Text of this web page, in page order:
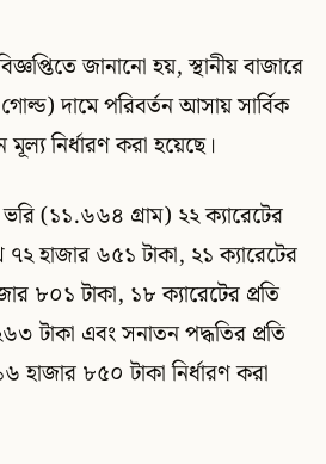
জানানো হয়, স্থানীয় বাজারে
দামে পরিবর্তন আসায় সার্বিক
মূল্য নির্ধারণ করা হয়েছে।
(১১.৬৬৪ গ্রাম) ২২ ক্যারেটের
৭২ হাজার ৬৫১ টাকা, ২১ ক্যারেটের
৮০১ টাকা, ১৮ ক্যারেটের প্রতি
টাকা এবং সনাতন পদ্ধতির প্রতি
হাজার ৮৫০ টাকা নির্ধারণ করা